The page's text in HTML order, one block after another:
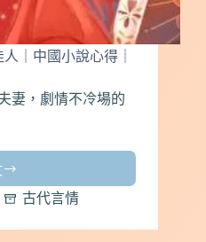
｜中國小說心得｜
妻，劇情不冷場的
古代言情